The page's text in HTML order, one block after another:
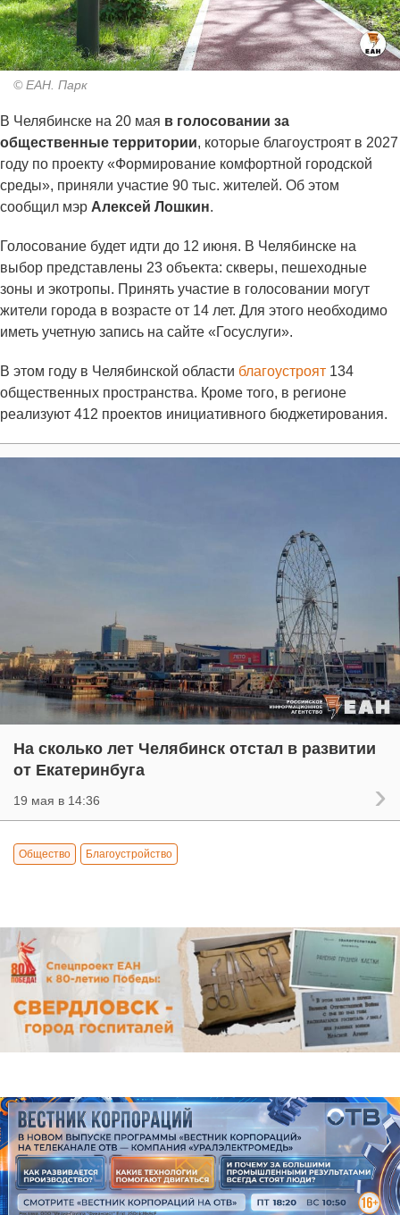
© ЕАН. Парк
В Челябинске на 20 мая в голосовании за
общественные территории, которые благоустроят в 2027
году по проекту «Формирование комфортной городской
среды», приняли участие 90 тыс. жителей. Об этом
сообщил мэр Алексей Лошкин.
Голосование будет идти до 12 июня. В Челябинске на
выбор представлены 23 объекта: скверы, пешеходные
зоны и экотропы. Принять участие в голосовании могут
жители города в возрасте от 14 лет. Для этого необходимо
иметь учетную запись на сайте «Госуслуги».
В этом году в Челябинской области благоустроят 134
общественных пространства. Кроме того, в регионе
реализуют 412 проектов инициативного бюджетирования.
На сколько лет Челябинск отстал в развитии
от Екатеринбуга
19 мая в 14:36
Общество Благоустройство